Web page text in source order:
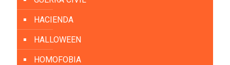
HACIENDA
HALLOWEEN
HOMOFOBIA